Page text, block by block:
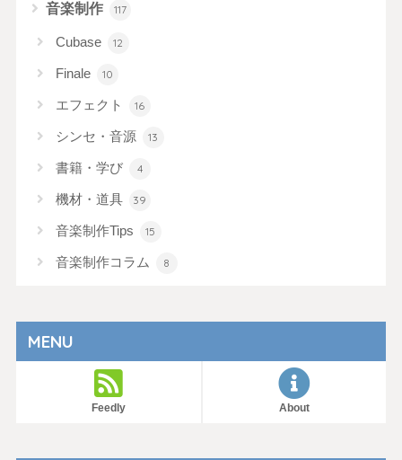
音楽制作 117
Cubase 12
Finale 10
エフェクト 16
シンセ・音源 13
書籍・学び 4
機材・道具 39
音楽制作Tips 15
音楽制作コラム 8
MENU
Feedly About